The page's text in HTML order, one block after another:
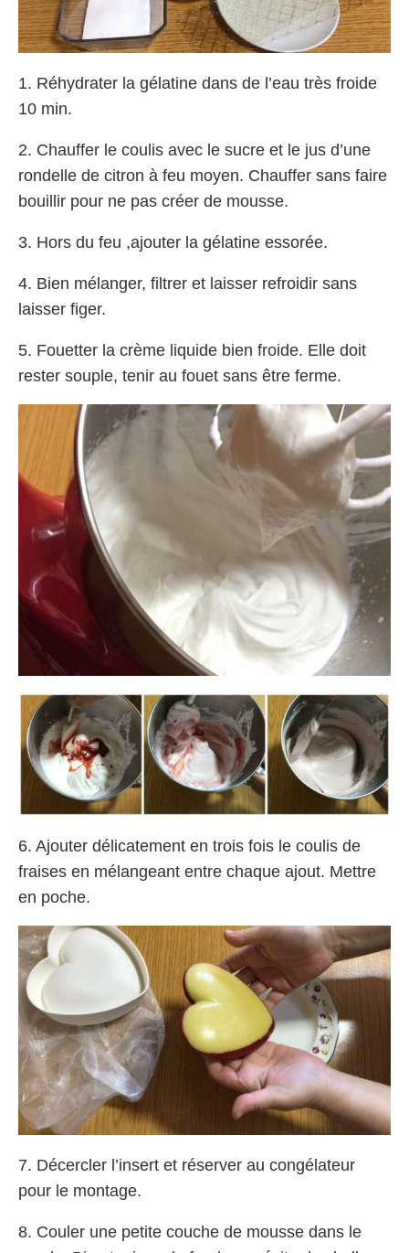
1. Réhydrater la gélatine dans de l’eau très froide
10 min.
2. Chauffer le coulis avec le sucre et le jus d’une
rondelle de citron à feu moyen. Chauffer sans faire
bouillir pour ne pas créer de mousse.
3. Hors du feu ,ajouter la gélatine essorée.
4. Bien mélanger, filtrer et laisser refroidir sans
laisser figer.
5. Fouetter la crème liquide bien froide. Elle doit
rester souple, tenir au fouet sans être ferme.
6. Ajouter délicatement en trois fois le coulis de
fraises en mélangeant entre chaque ajout. Mettre
en poche.
7. Décercler l’insert et réserver au congélateur
pour le montage.
8. Couler une petite couche de mousse dans le